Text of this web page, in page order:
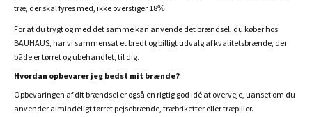
træ, der skal fyres med, ikke overstiger 18%.
For at du trygt og med det samme kan anvende det brændsel, du køber hos
BAUHAUS, har vi sammensat et bredt og billigt udvalg af kvalitetsbrænde, der
både er tørret og ubehandlet, til dig.
Hvordan opbevarer jeg bedst mit brænde?
Opbevaringen af dit brændsel er også en rigtig god idé at overveje, uanset om du
anvender almindeligt tørret pejsebrænde, træbriketter eller træpiller.